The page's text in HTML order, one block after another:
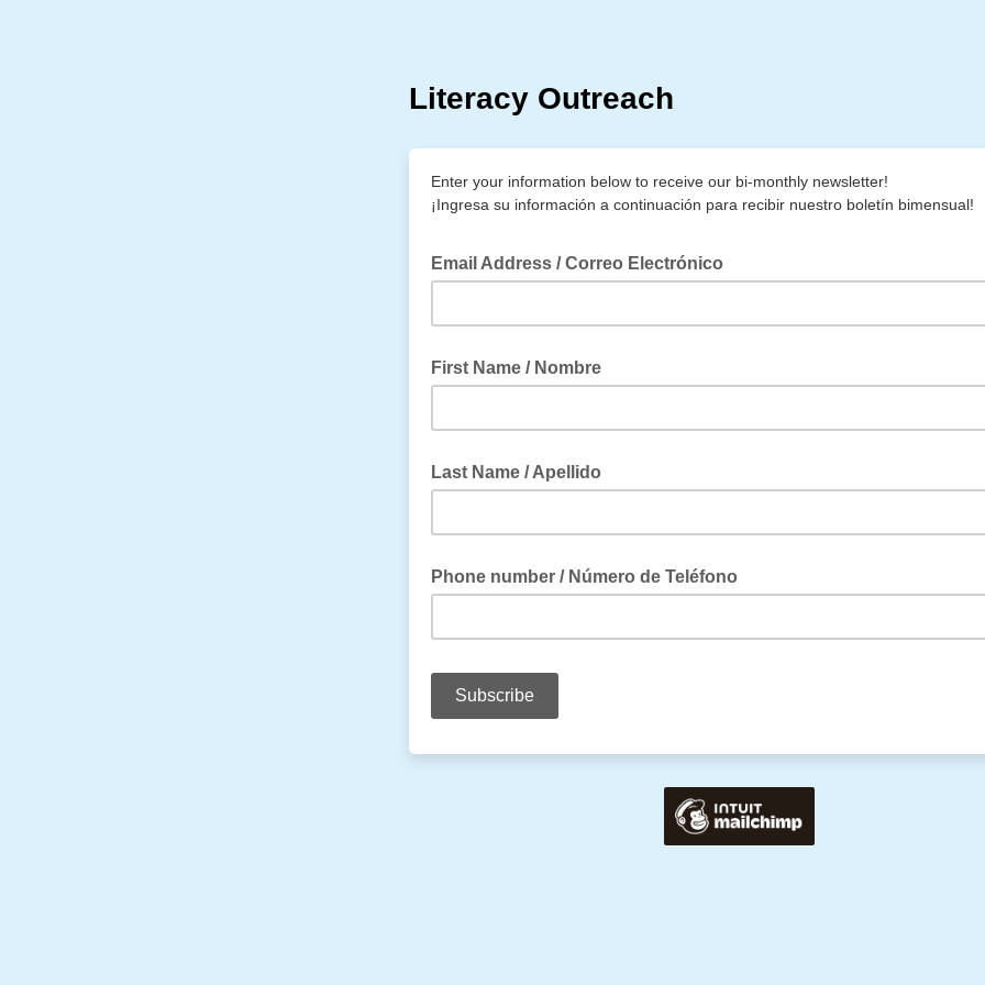
Literacy Outreach
Enter your information below to receive our bi-monthly newsletter!
¡Ingresa su información a continuación para recibir nuestro boletín bimensual!
Email Address / Correo Electrónico
First Name / Nombre
Last Name / Apellido
Phone number / Número de Teléfono
de SMS, ingresa su número de teléfono.